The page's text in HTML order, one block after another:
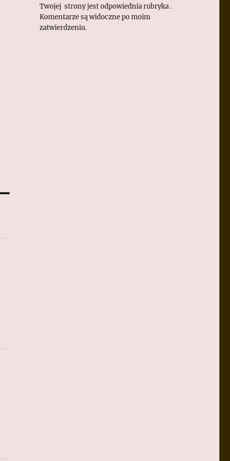
Twojej strony jest odpowiednia rubryka .
Komentarze są widoczne po moim
zatwierdzeniu.